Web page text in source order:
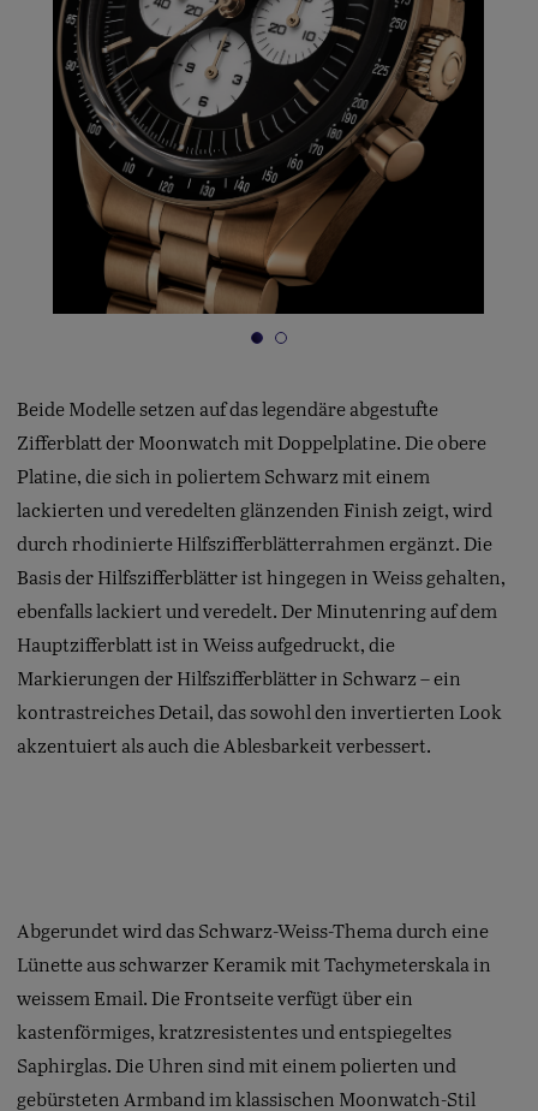
Beide Modelle setzen auf das legendäre abgestufte
Zifferblatt der Moonwatch mit Doppelplatine. Die obere
Platine, die sich in poliertem Schwarz mit einem
lackierten und veredelten glänzenden Finish zeigt, wird
durch rhodinierte Hilfszifferblätterrahmen ergänzt. Die
Basis der Hilfszifferblätter ist hingegen in Weiss gehalten,
ebenfalls lackiert und veredelt. Der Minutenring auf dem
Hauptzifferblatt ist in Weiss aufgedruckt, die
Markierungen der Hilfszifferblätter in Schwarz – ein
kontrastreiches Detail, das sowohl den invertierten Look
akzentuiert als auch die Ablesbarkeit verbessert.
Abgerundet wird das Schwarz-Weiss-Thema durch eine
Lünette aus schwarzer Keramik mit Tachymeterskala in
weissem Email. Die Frontseite verfügt über ein
kastenförmiges, kratzresistentes und entspiegeltes
Saphirglas. Die Uhren sind mit einem polierten und
gebürsteten Armband im klassischen Moonwatch-Stil